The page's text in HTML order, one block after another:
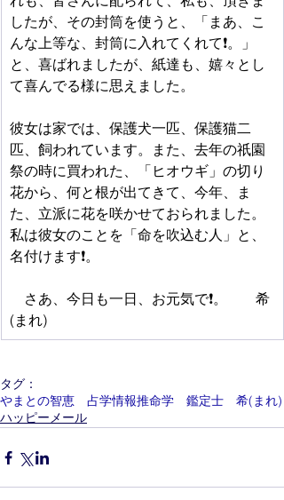
したが、その封筒を使うと、「まあ、こ
んな上等な、封筒に入れてくれて❗。」
と、喜ばれましたが、紙達も、嬉々とし
て喜んでる様に思えました。
彼女は家では、保護犬一匹、保護猫二
匹、飼われています。また、去年の祇園
祭の時に買われた、「ヒオウギ」の切り
花から、何と根が出てきて、今年、ま
た、立派に花を咲かせておられました。
私は彼女のことを「命を吹込む人」と、
名付けます❗。
さあ、今日も一日、お元気で❗。　　希
(まれ)
タグ：
やまとの智恵 占学情報推命学 鑑定士 希(まれ)
ハッピーメール